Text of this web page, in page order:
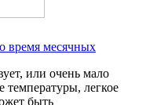
время месячных
или очень мало
легкое
быть